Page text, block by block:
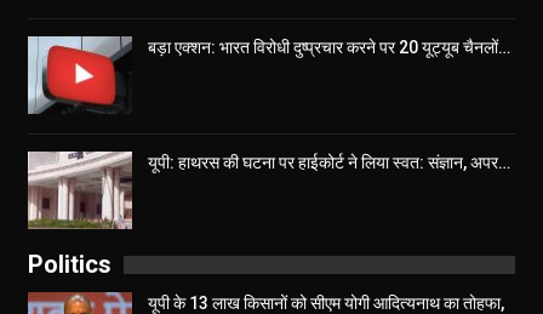
बड़ा एक्शन: भारत विरोधी दुष्प्रचार करने पर 20 यूट्यूब चैनलों…
यूपी: हाथरस की घटना पर हाईकोर्ट ने लिया स्वत: संज्ञान, अपर…
Politics
यूपी के 13 लाख किसानों को सीएम योगी आद‍ित्‍यनाथ का तोहफा,